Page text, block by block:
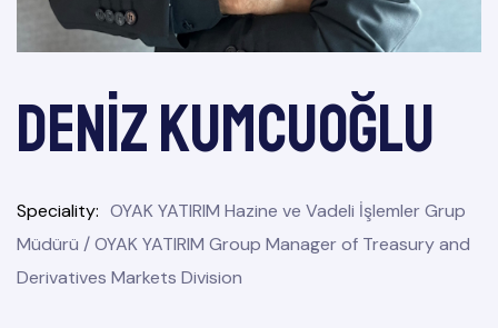
Deniz KUMCUOĞLU
Speciality
OYAK YATIRIM Hazine ve Vadeli İşlemler Grup
Müdürü / OYAK YATIRIM Group Manager of Treasury and
Derivatives Markets Division